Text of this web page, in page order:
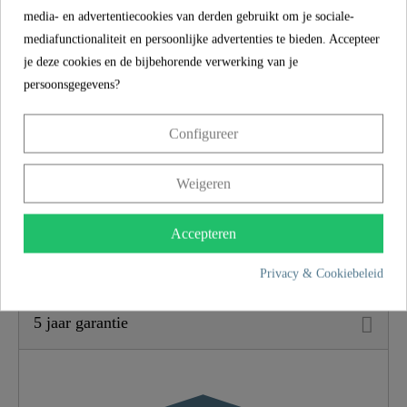
drinkwatersysteem zijn flexibel en eenvoudig te
installeren.
De badkamerkraan wordt gecompleteerd door zijn
zich en kan zonder vakkennis snel worden
geïnstalleerd.
Materiaal UBA Messing
Chroom
EIGENSCHAPPEN
5 jaar garantie
media- en advertentiecookies van derden gebruikt om je sociale-
mediafunctionaliteit en persoonlijke advertenties te bieden. Accepteer
je deze cookies en de bijbehorende verwerking van je
persoonsgegevens?
Configureer
Weigeren
Accepteren
Privacy & Cookiebeleid